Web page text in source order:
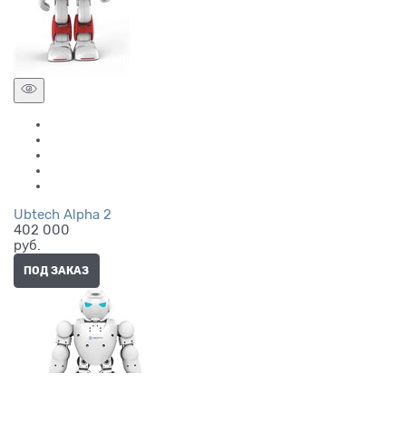
Ubtech Alpha 2
402 000
руб.
ПОД ЗАКАЗ